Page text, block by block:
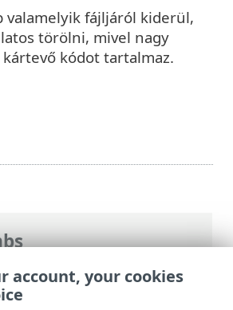
>ESET Glossary>
valamelyik fájljáról kiderül,
törölni, mivel nagy
kódot tartalmaz.
account, your cookies